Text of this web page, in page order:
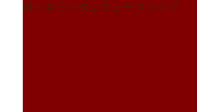
外ハネランダムウェーブ☆ボブ